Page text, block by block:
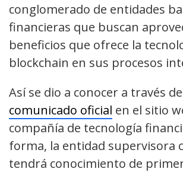
conglomerado de entidades
financieras que buscan
beneficios que ofrece la
blockchain en sus procesos
Así se dio a conocer a través
comunicado oficial en el sitio
compañía de tecnología
forma, la entidad supervisora
tendrá conocimiento de